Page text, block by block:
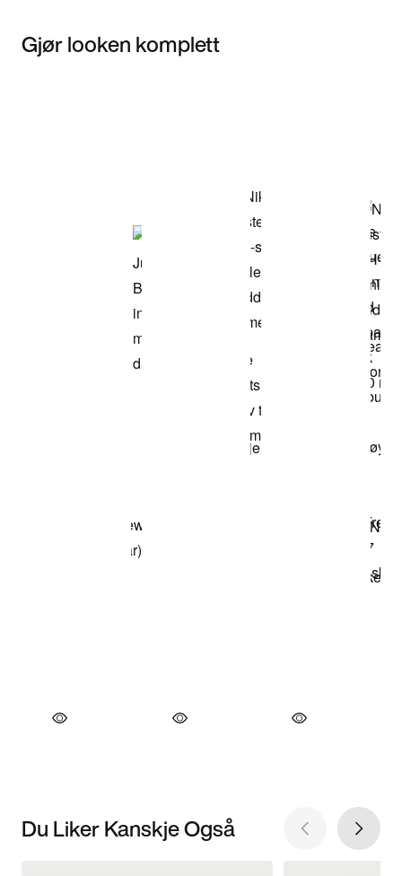
Gjør looken komplett
Du Liker Kanskje Også